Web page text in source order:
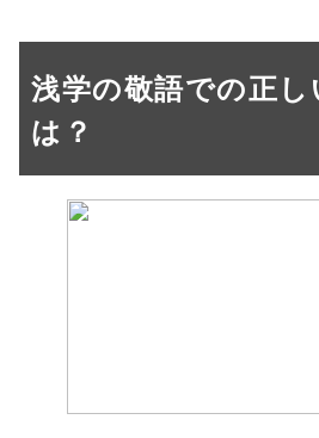
浅学の敬語での正し
は？